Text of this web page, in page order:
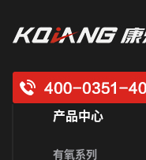
产品中心
有氧系列